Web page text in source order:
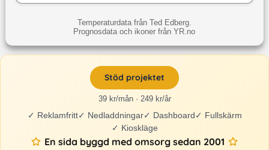
Temperaturdata från Ted Edberg.
Prognosdata och ikoner från YR.no
Stöd projektet
39 kr/mån · 249 kr/år
✓ Reklamfritt✓ Nedladdningar✓ Dashboard✓ Fullskärm
✓ Kioskläge
En sida byggd med omsorg sedan 2001